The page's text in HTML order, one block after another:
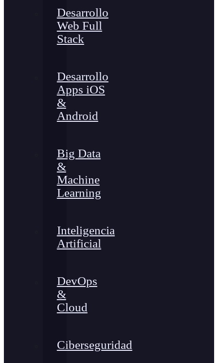
Desarrollo
Web Full
Stack
Desarrollo
Apps iOS
&
Android
Big Data
&
Machine
Learning
Inteligencia
Artificial
DevOps
&
Cloud
Ciberseguridad